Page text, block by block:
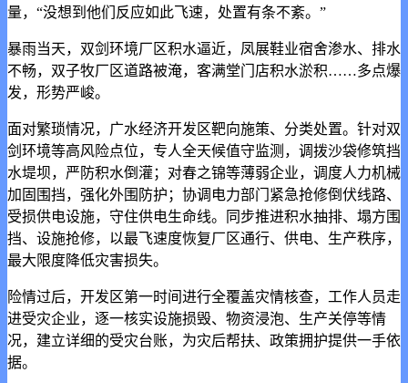
量，“没想到他们反应如此飞速，处置有条不紊。”
暴雨当天，双剑环境厂区积水逼近，凤展鞋业宿舍渗水、排水
不畅，双子牧厂区道路被淹，客满堂门店积水淤积……多点爆
发，形势严峻。
面对繁琐情况，广水经济开发区靶向施策、分类处置。针对双
剑环境等高风险点位，专人全天候值守监测，调拨沙袋修筑挡
水堤坝，严防积水倒灌；对春之锦等薄弱企业，调度人力机械
加固围挡，强化外围防护；协调电力部门紧急抢修倒伏线路、
受损供电设施，守住供电生命线。同步推进积水抽排、塌方围
挡、设施抢修，以最飞速度恢复厂区通行、供电、生产秩序，
最大限度降低灾害损失。
险情过后，开发区第一时间进行全覆盖灾情核查，工作人员走
进受灾企业，逐一核实设施损毁、物资浸泡、生产关停等情
况，建立详细的受灾台账，为灾后帮扶、政策拥护提供一手依
据。